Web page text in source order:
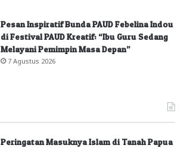
Pesan Inspiratif Bunda PAUD Febelina Indou
di Festival PAUD Kreatif: “Ibu Guru Sedang
Melayani Pemimpin Masa Depan”
7 Agustus 2026
Peringatan Masuknya Islam di Tanah Papua